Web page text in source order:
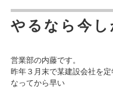
やるなら今し
営業部の内藤です。
昨年３月末で某建設会社を
なってから早い